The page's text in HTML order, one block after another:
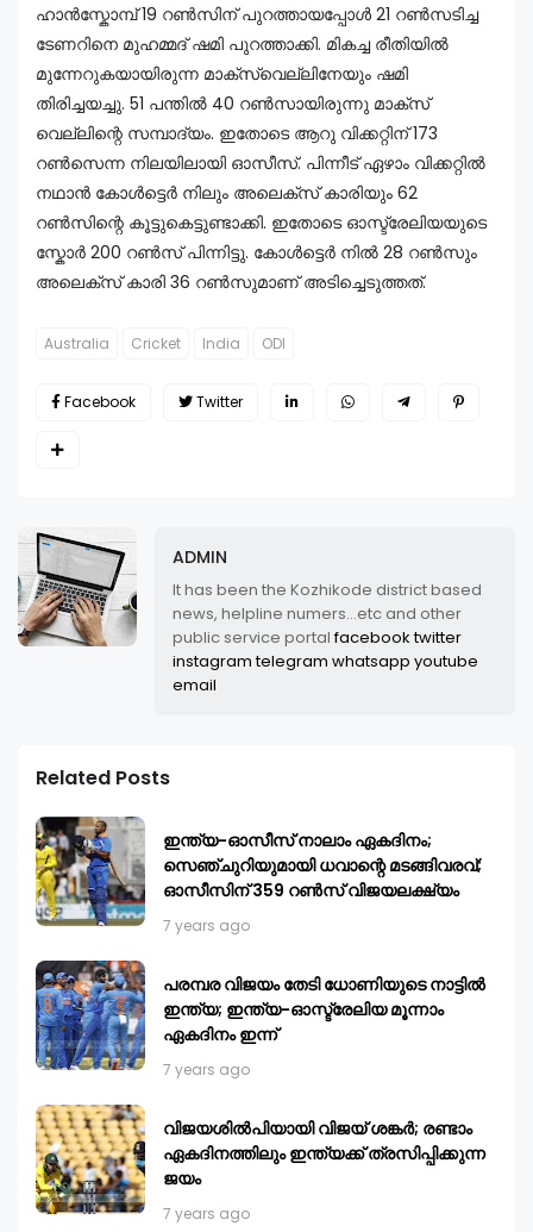
ഹാൻസ്കോമ്പ് 19 റൺസിന് പുറത്തായപ്പോൾ 21 റൺസടിച്ച
ടേണറിനെ മുഹമ്മദ് ഷമി പുറത്താക്കി. മികച്ച രീതിയിൽ
മുന്നേറുകയായിരുന്ന മാക്സ്വെല്ലിനേയും ഷമി
തിരിച്ചയച്ചു. 51 പന്തിൽ 40 റൺസായിരുന്നു മാക്സ്
വെല്ലിന്റെ സമ്പാദ്യം. ഇതോടെ ആറു വിക്കറ്റിന് 173
റൺസെന്ന നിലയിലായി ഓസീസ്. പിന്നീട് ഏഴാം വിക്കറ്റിൽ
നഥാൻ കോൾട്ടെർ നിലും അലെക്സ് കാരിയും 62
റൺസിന്റെ കൂട്ടുകെട്ടുണ്ടാക്കി. ഇതോടെ ഓസ്ട്രേലിയയുടെ
സ്കോർ 200 റൺസ് പിന്നിട്ടു. കോൾട്ടെർ നിൽ 28 റൺസും
അലെക്സ് കാരി 36 റൺസുമാണ് അടിച്ചെടുത്തത്.
Australia Cricket India ODI
Facebook Twitter
ADMIN
It has been the Kozhikode district based
news, helpline numers...etc and other
public service portalfacebook twitter
instagram telegram whatsapp youtube
email
Related Posts
ഇന്ത്യ-ഓസീസ് നാലാം ഏകദിനം;
സെഞ്ചുറിയുമായി ധവാന്റെ മടങ്ങിവരവ്;
ഓസീസിന് 359 റണ്‍സ് വിജയലക്ഷ്യം
7 years ago
പരമ്പര വിജയം തേടി ധോണിയുടെ നാട്ടിൽ
ഇന്ത്യ; ഇന്ത്യ-ഓസ്ട്രേലിയ മൂന്നാം
ഏകദിനം ഇന്ന്
7 years ago
വിജയശിൽപിയായി വിജയ് ശങ്കര്‍; രണ്ടാം
ഏകദിനത്തിലും ഇന്ത്യക്ക് ത്രസിപ്പിക്കുന്ന
ജയം
7 years ago